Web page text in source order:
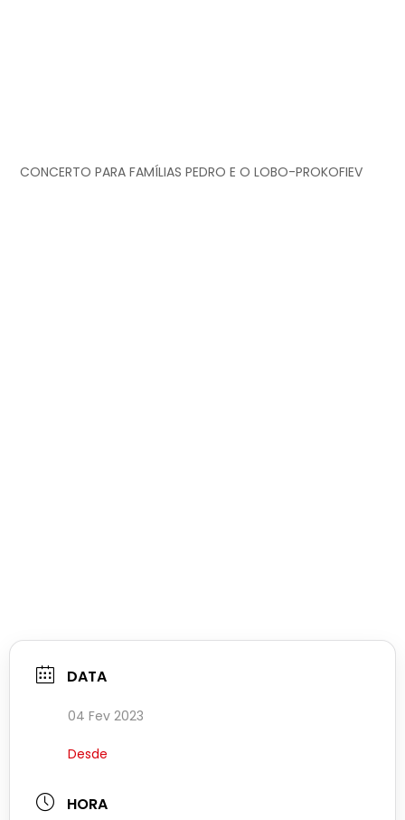
CONCERTO PARA FAMÍLIAS PEDRO E O LOBO-PROKOFIEV
DATA
04 Fev 2023
Desde
HORA